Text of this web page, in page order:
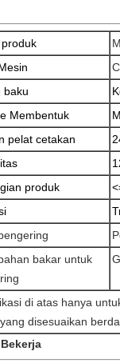
baku
Membentuk
pelat cetakan
produk
bakar untuk
di atas hanya
disesuaikan